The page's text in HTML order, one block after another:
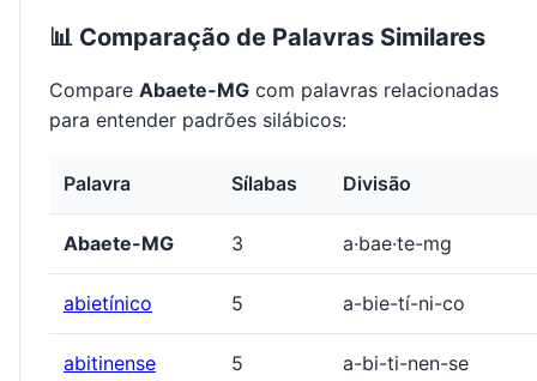
📊 Comparação de Palavras Similares
Compare Abaete-MG com palavras relacionadas
para entender padrões silábicos:
Palavra Sílabas Divisão
Abaete-MG 3 a·bae·te-mg
abietínico 5 a-bie-tí-ni-co
abitinense 5 a-bi-ti-nen-se